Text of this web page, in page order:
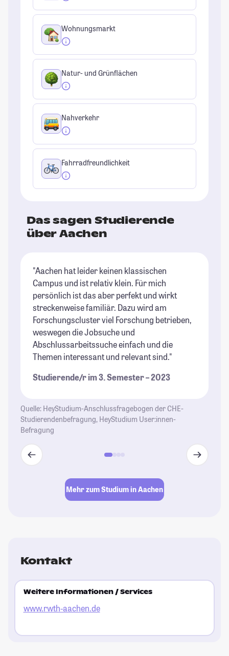
Wohnungsmarkt
Natur- und Grünflächen
Nahverkehr
Fahrradfreundlichkeit
Das sagen Studierende
über Aachen
"Aachen hat leider keinen klassischen
Campus und ist relativ klein. Für mich
persönlich ist das aber perfekt und wirkt
streckenweise familiär. Dazu wird am
Forschungscluster viel Forschung betrieben,
weswegen die Jobsuche und
Abschlussarbeitssuche einfach und die
Themen interessant und relevant sind."
Studierende/r im 3. Semester – 2023
Quelle: HeyStudium-Anschlussfragebogen der CHE-
Studierendenbefragung, HeyStudium User:innen-
Befragung
Mehr zum Studium in Aachen
Kontakt
Weitere Informationen / Services
www.rwth-aachen.de